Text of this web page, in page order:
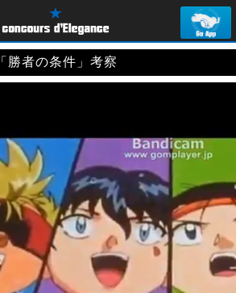
「勝者の条件」考察